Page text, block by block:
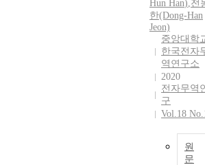
Hun Han),전
한(Dong-Han
Jeon)
중앙대학
한국전자
역연구소
2020
전자무역
구
Vol.18
원
문